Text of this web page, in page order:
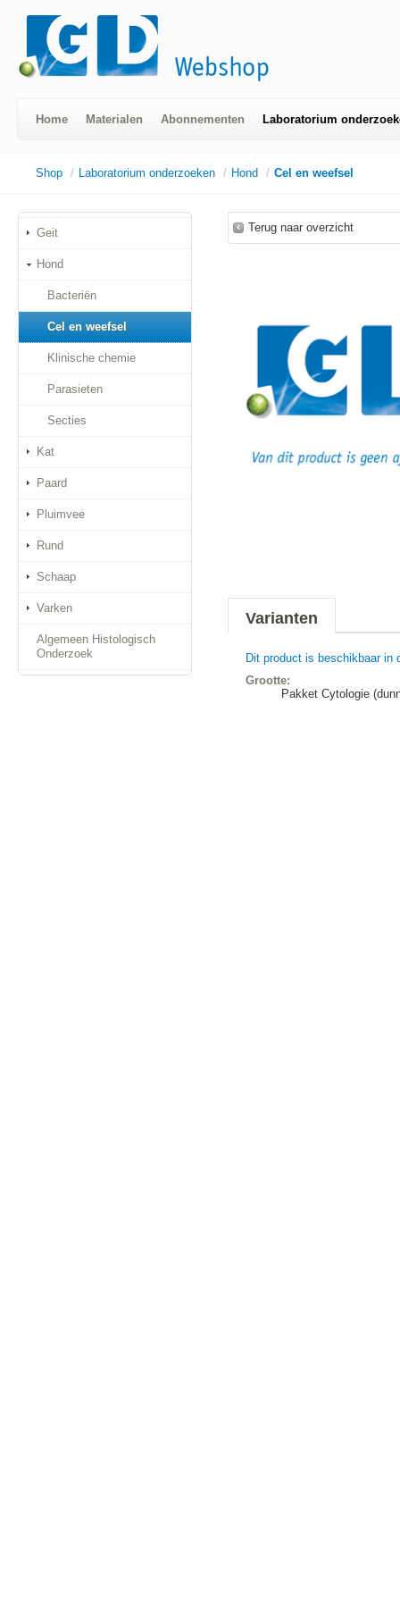
Home Materialen Abonnementen Laboratorium
Shop / Laboratorium onderzoeken / Hond / Cel en weefsel
Geit
Hond
Bacteriën
Cel en weefsel
Klinische chemie
Parasieten
Secties
Kat
Paard
Pluimvee
Rund
Schaap
Varken
Algemeen Histologisch
Onderzoek
Terug naar overzicht
Varianten
Dit product is beschikbaar in
Grootte:
Pakket Cytologie